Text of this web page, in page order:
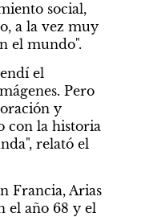
social,
a la vez muy
el mundo".
el
Pero
y
con la historia
relató el
Francia, Arias
el año 68 y el